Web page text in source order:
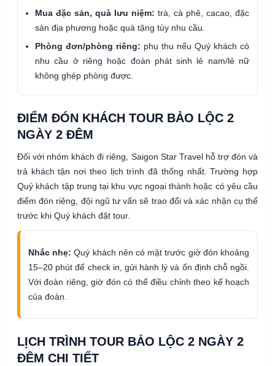
Mua đặc sản, quà lưu niệm: trà, cà phê, cacao, đặc
sản địa phương hoặc quà tặng tùy nhu cầu.
Phòng đơn/phòng riêng: phụ thu nếu Quý khách có
nhu cầu ở riêng hoặc đoàn phát sinh lẻ nam/lẻ nữ
không ghép phòng được.
ĐIỂM ĐÓN KHÁCH TOUR BẢO LỘC 2
NGÀY 2 ĐÊM
Đối với nhóm khách đi riêng, Saigon Star Travel hỗ trợ đón và
trả khách tận nơi theo lịch trình đã thống nhất. Trường hợp
Quý khách tập trung tại khu vực ngoại thành hoặc có yêu cầu
điểm đón riêng, đội ngũ tư vấn sẽ trao đổi và xác nhận cụ thể
trước khi Quý khách đặt tour.
Nhắc nhẹ: Quý khách nên có mặt trước giờ đón khoảng
15–20 phút để check in, gửi hành lý và ổn định chỗ ngồi.
Với đoàn riêng, giờ đón có thể điều chỉnh theo kế hoạch
của đoàn.
LỊCH TRÌNH TOUR BẢO LỘC 2 NGÀY 2
ĐÊM CHI TIẾT